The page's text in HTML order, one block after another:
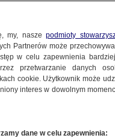
jest prawem
my, naszepodmioty
Partnerów może
w celu zapewnienia
przetwarzanie danych
cookie. Użytkownik może
interes w dowolnym
dane w celu zapewnienia: